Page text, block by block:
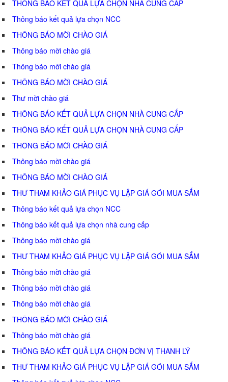
THÔNG BÁO KẾT QUẢ LỰA CHỌN NHÀ CUNG CẤP
Thông báo kết quả lựa chọn NCC
THÔNG BÁO MỜI CHÀO GIÁ
Thông báo mời chào giá
Thông báo mời chào giá
THÔNG BÁO MỜI CHÀO GIÁ
Thư mời chào giá
THÔNG BÁO KẾT QUẢ LỰA CHỌN NHÀ CUNG CẤP
THÔNG BÁO KẾT QUẢ LỰA CHỌN NHÀ CUNG CẤP
THÔNG BÁO MỜI CHÀO GIÁ
Thông báo mời chào giá
THÔNG BÁO MỜI CHÀO GIÁ
THƯ THAM KHẢO GIÁ PHỤC VỤ LẬP GIÁ GÓI MUA SẮM
Thông báo kết quả lựa chọn NCC
Thông báo kết quả lựa chọn nhà cung cấp
Thông báo mời chào giá
THƯ THAM KHẢO GIÁ PHỤC VỤ LẬP GIÁ GÓI MUA SẮM
Thông báo mời chào giá
Thông báo mời chào giá
Thông báo mời chào giá
THÔNG BÁO MỜI CHÀO GIÁ
Thông báo mời chào giá
THÔNG BÁO KẾT QUẢ LỰA CHỌN ĐƠN VỊ THANH LÝ
THƯ THAM KHẢO GIÁ PHỤC VỤ LẬP GIÁ GÓI MUA SẮM